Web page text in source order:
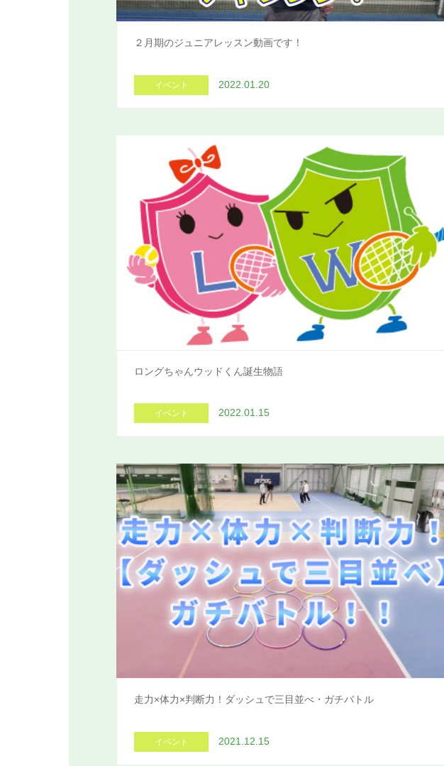
２月期のジュニアレッスン動画です！
イベント 2022.01.20
ロングちゃんウッドくん誕生物語
イベント 2022.01.15
走力×体力×判断力！ダッシュで三目並べ・ガチバトル
イベント 2021.12.15